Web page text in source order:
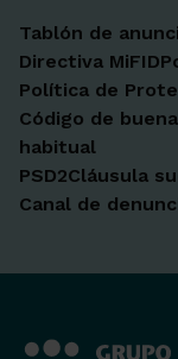
Tablón de
Directiva MiFID
Política de
Código de
habitual
PSD2Cláusula
Canal de